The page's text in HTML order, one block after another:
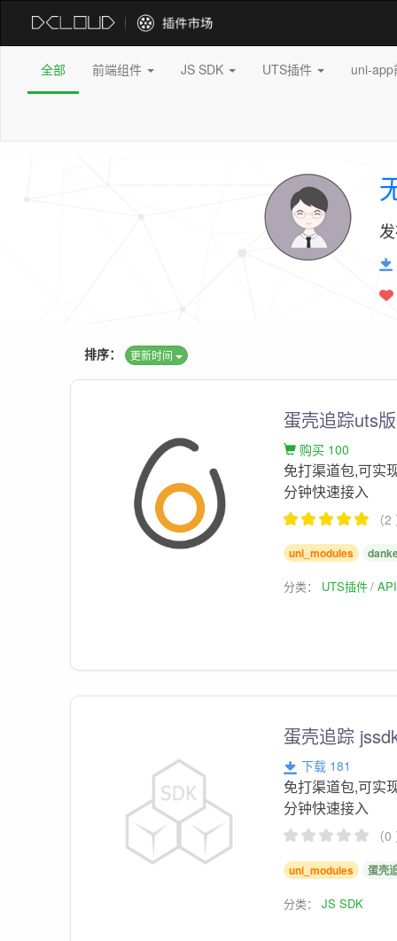
全部 前端组件 JS SDK UTS插件 uni-
排序： 更新时间
蛋壳追踪uts
购买 100
免打渠道包,可实
分钟快速接入
（
uni_modules
分类： UTS插件
蛋壳追踪
下载 181
免打渠道包,可实
分钟快速接入
（
uni_modules 蛋壳
分类：JS SDK